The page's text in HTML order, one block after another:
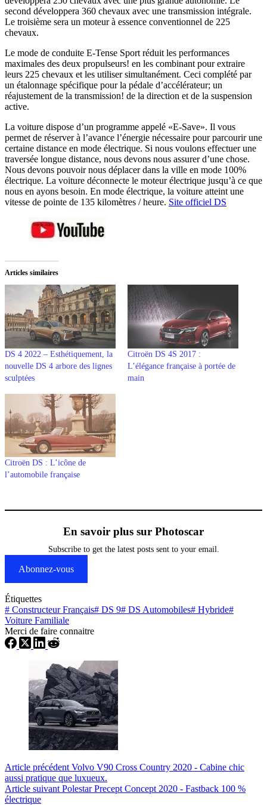
second développera 360 chevaux avec une transmission intégrale.
Le troisième sera un moteur à essence conventionnel de 225
chevaux.
Le mode de conduite E-Tense Sport réduit les performances
maximales des deux propulseurs! en les combinant pour extraire
leurs 225 chevaux et les utiliser simultanément. Ceci complété par
un étalonnage spécifique pour la pédale d’accélérateur; un
réajustement de la transmission! de la direction et de la suspension
active.
La voiture dispose d’un programme appelé «E-Save». Il vous
permet de réserver à l’avance l’énergie nécessaire pour parcourir une
certaine distance en mode électrique. Si nous voulons effectuer une
traversée longue distance, nous devons nous assurer d’une chose.
Nous devons pouvoir nous déplacer dans la ville en mode 100%
électrique. La voiture déconnecte le moteur électrique jusqu’à ce que
nous en ayons besoin. En mode électrique, la voiture atteint une
vitesse de pointe de 135 kilomètres / heure. Site officiel DS
Articles similaires
DS 4 2022 – Esthétiquement, la
nouvelle DS 4 arbore des lignes
sculptées
Citroën DS 4S 2017 :
L’élégance française à portée de
main
Citroën DS : L’icône de
l’automobile française
En savoir plus sur Photoscar
Subscribe to get the latest posts sent to your email.
Abonnez-vous
Étiquettes
# Constructeur Français# DS 9# DS Automobiles# Hybride#
Voiture Familiale
Merci de faire connaitre
Article précédent Volvo V90 Cross Country 2020 - Cabine chic
aussi pratique que luxueux.
Article suivant Polestar Precept Concept 2020 - Fastback 100 %
électrique